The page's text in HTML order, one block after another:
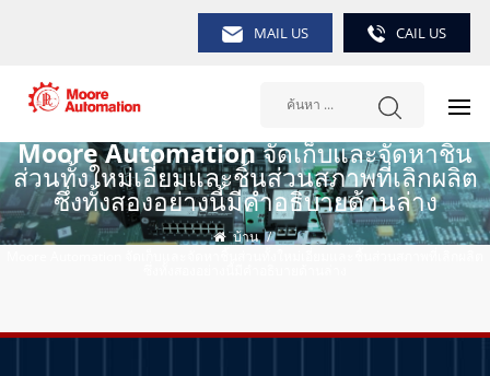
MAIL US CAIL US
Moore Automation จัดเก็บและจัดหาชิ้น
ส่วนทั้งใหม่เอี่ยมและชิ้นส่วนสภาพที่เลิกผลิต
ซึ่งทั้งสองอย่างนี้มีคำอธิบายด้านล่าง
บ้าน /